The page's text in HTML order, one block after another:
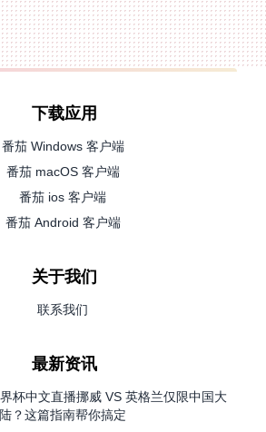
下载应用
番茄 Windows 客户端
番茄 macOS 客户端
番茄 ios 客户端
番茄 Android 客户端
关于我们
联系我们
最新资讯
杯中文直播挪威 VS 英格兰仅限中国大
陆？这篇指南帮你搞定